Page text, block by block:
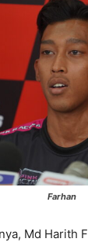
Farhan
Md Harith